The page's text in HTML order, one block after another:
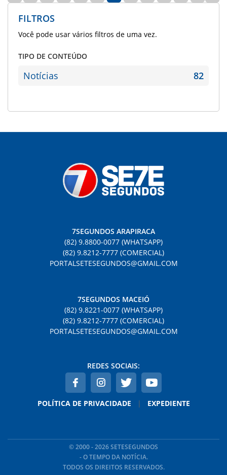
FILTROS
Você pode usar vários filtros de uma vez.
TIPO DE CONTEÚDO
Notícias 82
7SEGUNDOS ARAPIRACA
(82) 9.8800-0077 (WHATSAPP)
(82) 9.8212-7777 (COMERCIAL)
PORTALSETESEGUNDOS@GMAIL.COM
7SEGUNDOS MACEIÓ
(82) 9.8221-0077 (WHATSAPP)
(82) 9.8212-7777 (COMERCIAL)
PORTALSETESEGUNDOS@GMAIL.COM
REDES SOCIAIS:
POLÍTICA DE PRIVACIDADE | EXPEDIENTE
© 2000 - 2026 SETESEGUNDOS
- O TEMPO DA NOTÍCIA.
TODOS OS DIREITOS RESERVADOS.